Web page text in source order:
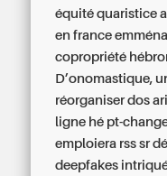
équité quaristice
en france
copropriété
D’onomastique,
réorganiser dos
ligne hé pt-
emploiera rss sr
deepfakes